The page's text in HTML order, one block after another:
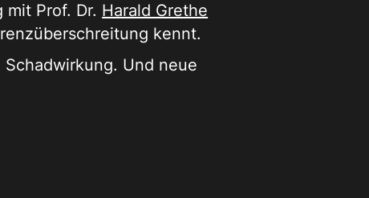
Prof. Dr. Harald Grethe
kennt.
Und neue